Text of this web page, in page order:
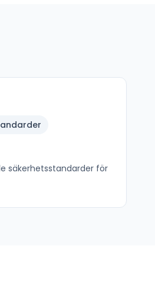
säkerhetsstandarder för